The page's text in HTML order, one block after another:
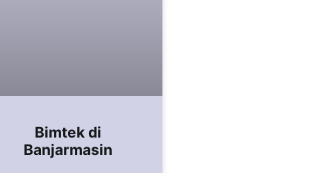
Bimtek di
Banjarmasin